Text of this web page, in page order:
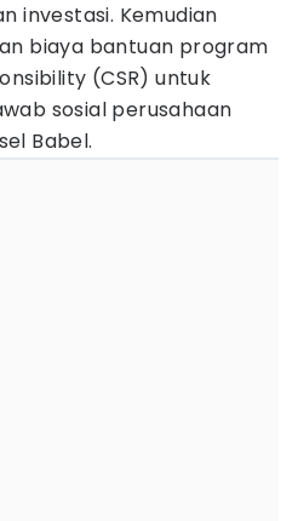
investasi. Kemudian
biaya bantuan program
(CSR) untuk
sosial perusahaan
Babel.